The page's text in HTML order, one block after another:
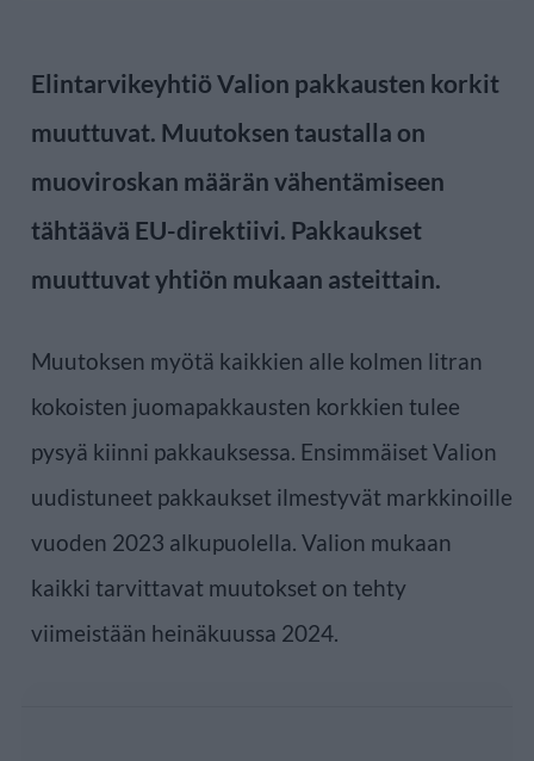
Elintarvikeyhtiö Valion pakkausten korkit
muuttuvat. Muutoksen taustalla on
muoviroskan määrän vähentämiseen
tähtäävä EU-direktiivi. Pakkaukset
muuttuvat yhtiön mukaan asteittain.
Muutoksen myötä kaikkien alle kolmen litran
kokoisten juomapakkausten korkkien tulee
pysyä kiinni pakkauksessa. Ensimmäiset Valion
uudistuneet pakkaukset ilmestyvät markkinoille
vuoden 2023 alkupuolella. Valion mukaan
kaikki tarvittavat muutokset on tehty
viimeistään heinäkuussa 2024.